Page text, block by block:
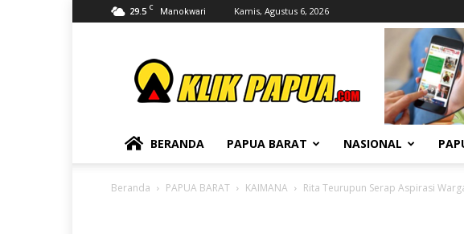
29.5 C Manokwari Kamis, Agustus 6, 2026
BERANDA PAPUA BARAT NASIONAL
Beranda PAPUA BARAT KAIMANA Rita Teurupun Serap Aspirasi